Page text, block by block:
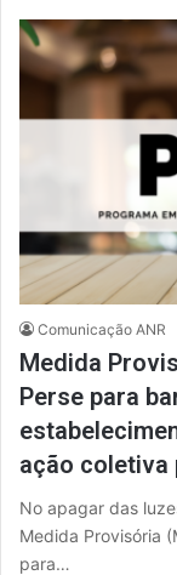
Comunicação ANR
Medida
Perse para
ação
No apagar das
Medida Provisória
para…